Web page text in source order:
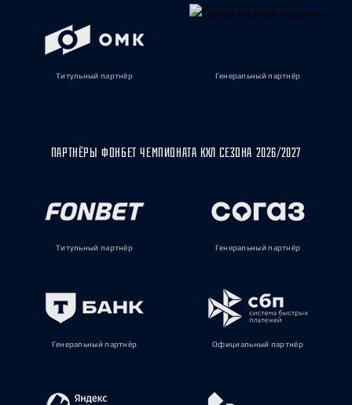
Титульный партнёр Генеральный партнёр
ПАРТНЁРЫ ФОНБЕТ ЧЕМПИОНАТА КХЛ СЕЗОНА 2026/2027
Титульный партнёр Генеральный партнёр
Генеральный партнёр Официальный партнёр